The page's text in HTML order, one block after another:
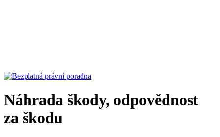
Náhrada škody, odpovědnost
za škodu